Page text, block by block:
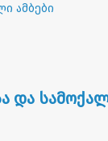
ამბები
და